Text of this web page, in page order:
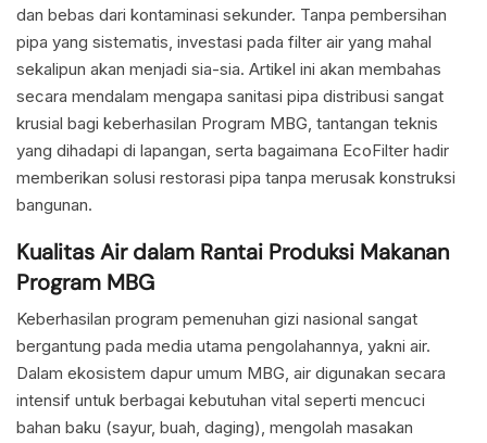
dan bebas dari kontaminasi sekunder. Tanpa pembersihan
pipa yang sistematis, investasi pada filter air yang mahal
sekalipun akan menjadi sia-sia. Artikel ini akan membahas
secara mendalam mengapa sanitasi pipa distribusi sangat
krusial bagi keberhasilan Program MBG, tantangan teknis
yang dihadapi di lapangan, serta bagaimana EcoFilter hadir
memberikan solusi restorasi pipa tanpa merusak konstruksi
bangunan.
Kualitas Air dalam Rantai Produksi Makanan
Program MBG
Keberhasilan program pemenuhan gizi nasional sangat
bergantung pada media utama pengolahannya, yakni air.
Dalam ekosistem dapur umum MBG, air digunakan secara
intensif untuk berbagai kebutuhan vital seperti mencuci
bahan baku (sayur, buah, daging), mengolah masakan